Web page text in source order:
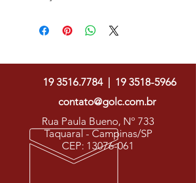
Altura : 25,5 cm
(CxL): 13 cm x 3 cm
Peso aproximado (g): 98
19 3516.7784| 19 3518-5966
contato@golc.com.br
Rua Paula Bueno, Nº 733
Taquaral - Campinas/SP
CEP: 13076-061